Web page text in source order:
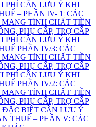
PHÍ CẦN LƯU Ý KHI
– PHẦN IV- 1: CÁC
TÍNH CHẤT TIỀN
PHỤ CẤP, TRỢ CẤP
PHÍ CẦN LƯU Ý KHI
PHẦN IV/3: CÁC
TÍNH CHẤT TIỀN
PHỤ CẤP, TRỢ CẤP
PHÍ CẦN LƯU Ý KHI
PHẦN IV/2: CÁC
TÍNH CHẤT TIỀN
PHỤ CẤP, TRỢ CẤP
ĐẶC BIỆT CẦN LƯU Ý
THUẾ – PHẦN V: CÁC